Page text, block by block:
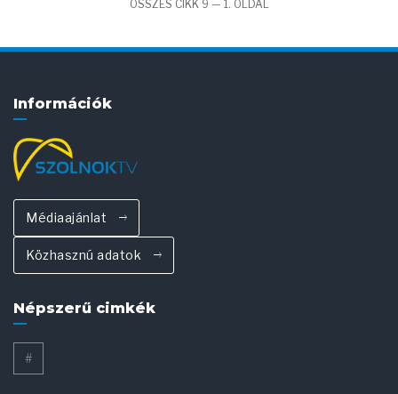
ÖSSZES CIKK 9 — 1. OLDAL
Információk
Médiaajánlat
Közhasznú adatok
Népszerű cimkék
#